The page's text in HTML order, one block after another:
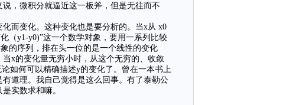
，微积分就逼近这一板斧，但是无往而不
而变化。这种变化也是要分析的。当x从 x0
（y1-y0)”这一个数学对象，要用一系列比较
的序列，排在头一位的是一个线性的变化
x的变化量无穷小时，从这个无穷的、收敛
如何可以精确描述y的变化了。曾在一本书上
道理。我自己觉得是这么回事。有了泰勒公
实数求和嘛。